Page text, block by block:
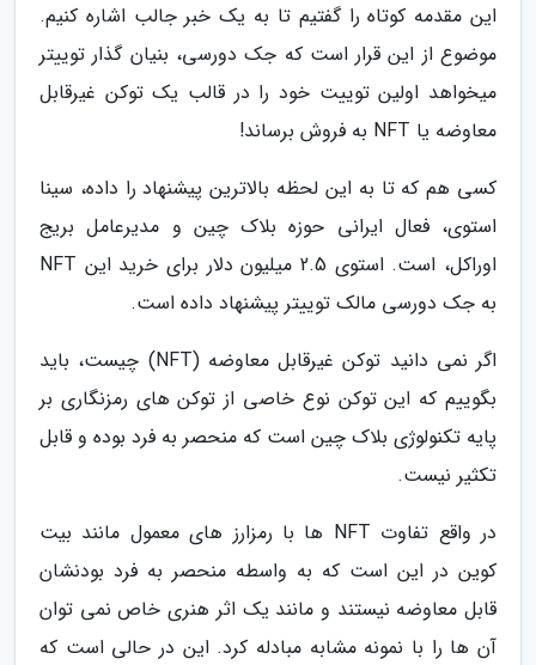
این مقدمه کوتاه را گفتیم تا به یک خبر جالب اشاره کنیم.
موضوع از این قرار است که جک دورسی، بنیان گذار توییتر
میخواهد اولین توییت خود را در قالب یک توکن غیرقابل
معاوضه یا NFT به فروش برساند!
کسی هم که تا به این لحظه بالاترین پیشنهاد را داده، سینا
استوی، فعال ایرانی حوزه بلاک چین و مدیرعامل بریج
اوراکل، است. استوی 2.5 میلیون دلار برای خرید این NFT
به جک دورسی مالک توییتر پیشنهاد داده است.
اگر نمی دانید توکن غیرقابل معاوضه (NFT) چیست، باید
بگوییم که این توکن نوع خاصی از توکن های رمزنگاری بر
پایه تکنولوژی بلاک چین است که منحصر به فرد بوده و قابل
تکثیر نیست.
در واقع تفاوت NFT ها با رمزارز های معمول مانند بیت
کوین در این است که به واسطه منحصر به فرد بودنشان
قابل معاوضه نیستند و مانند یک اثر هنری خاص نمی توان
آن ها را با نمونه مشابه مبادله کرد. این در حالی است که